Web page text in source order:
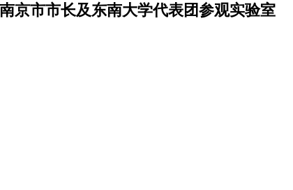
南京市市长及东南大学代表团参观实验室